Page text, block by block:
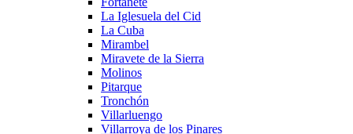
La Iglesuela del Cid
La Cuba
Mirambel
Miravete de la Sierra
Molinos
Pitarque
Tronchón
Villarluengo
Villarroya de los Pinares